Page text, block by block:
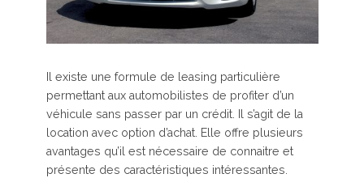
Il existe une formule de leasing particulière
permettant aux automobilistes de profiter d’un
véhicule sans passer par un crédit. Il s’agit de la
location avec option d’achat. Elle offre plusieurs
avantages qu’il est nécessaire de connaitre et
présente des caractéristiques intéressantes.